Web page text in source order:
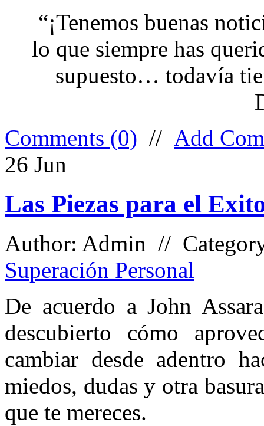
“¡Tenemos buenas
lo que siempre has
supuesto… todavía
Comments (0) // Add
26 Jun
Las Piezas para el
Author: Admin //
Superación Personal
De acuerdo a John
descubierto cómo
cambiar desde adentro
miedos, dudas y otra
que te mereces.